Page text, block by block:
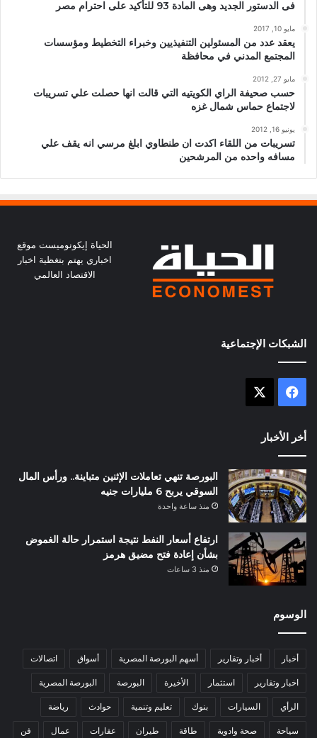
فى الدستور الجديد وهى المادة 93 للتأكيد على احترام مصر
مايو 10, 2017
يعقد عدد من المسئولين التنفيذيين وخبراء التخطيط ومؤسسات
المجتمع المدني في محافظة
مايو 27, 2012
حسب صحيفة الراي الكويتيه التي قالت انها حصلت علي تسريبات
لاجتماع حماس شمال غزه
يونيو 16, 2012
تسريبات من اللقاء اكدت ان طنطاوي ابلغ مرسي انه يقف علي
مسافه واحده من المرشحين
الحياة إيكونوميست موقع
اخباري يهتم بتغظية اخبار
الاقتصاد العالمي
الشبكات الإجتماعية
فيسبوك
أخر الأخبار
البورصة تنهي تعاملات الإثنين متباينة.. ورأس المال
السوقي يربح 6 مليارات جنيه
منذ ساعة واحدة
ارتفاع أسعار النفط نتيجة استمرار حالة الغموض
بشأن إعادة فتح مضيق هرمز
منذ 3 ساعات
الوسوم
أخبار أخبار وتقارير أسهم البورصة المصرية أسواق اتصالات
اخبار وتقارير استثمار الأخيرة البورصة البورصة المصرية
الرأي السيارات بنوك تعليم وتنمية حوادث رياضة
سياحة صحة وادوية طاقة طيران عقارات عمال فن